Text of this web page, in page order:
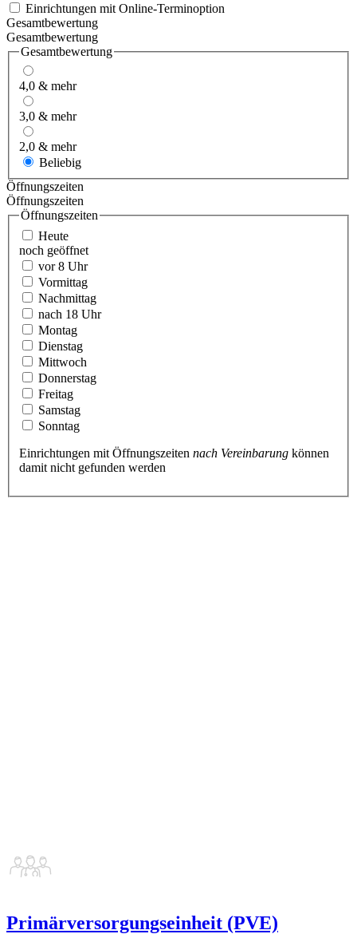
Einrichtungen mit Online-Terminoption
Gesamtbewertung
Gesamtbewertung
Gesamtbewertung
4,0 & mehr
3,0 & mehr
2,0 & mehr
Beliebig
Öffnungszeiten
Öffnungszeiten
Öffnungszeiten
Heute
noch geöffnet
vor 8 Uhr
Vormittag
Nachmittag
nach 18 Uhr
Montag
Dienstag
Mittwoch
Donnerstag
Freitag
Samstag
Sonntag
Einrichtungen mit Öffnungszeiten nach Vereinbarung können
damit nicht gefunden werden
Primärversorgungseinheit (PVE)